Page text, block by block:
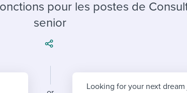
experiences
Workable customer stories
Workable customer stories
Workable customer stories
pour les postes de
senior
Looking for your next dream